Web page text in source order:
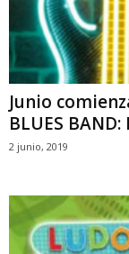
Junio
BLUES BAND:
2 junio, 2019